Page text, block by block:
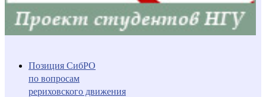
Позиция СибРО
по вопросам
рериховского движения